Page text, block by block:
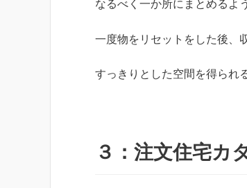
なるべく一か所にまとめるよ
一度物をリセットをした後、
すっきりとした空間を得られ
３：注文住宅カ